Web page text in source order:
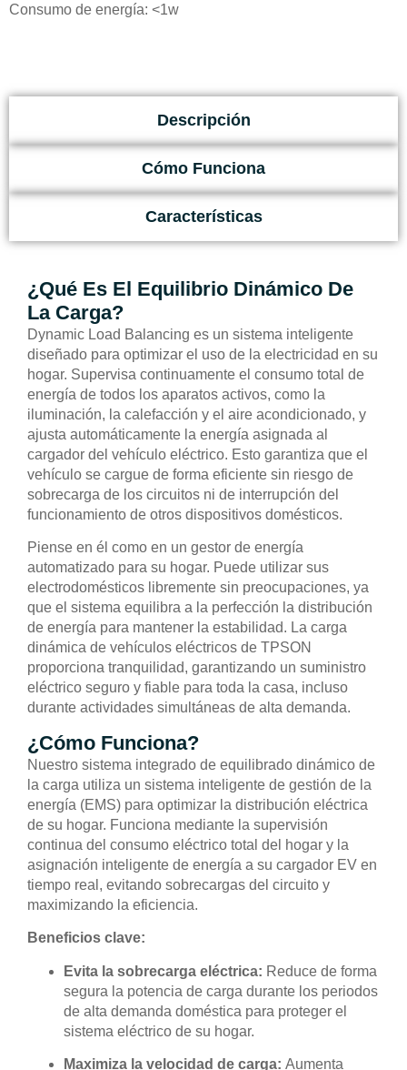
Consumo de energía: <1w
Descripción
Cómo Funciona
Características
¿Qué Es El Equilibrio Dinámico De
La Carga?
Dynamic Load Balancing es un sistema inteligente
diseñado para optimizar el uso de la electricidad en su
hogar. Supervisa continuamente el consumo total de
energía de todos los aparatos activos, como la
iluminación, la calefacción y el aire acondicionado, y
ajusta automáticamente la energía asignada al
cargador del vehículo eléctrico. Esto garantiza que el
vehículo se cargue de forma eficiente sin riesgo de
sobrecarga de los circuitos ni de interrupción del
funcionamiento de otros dispositivos domésticos.
Piense en él como en un gestor de energía
automatizado para su hogar. Puede utilizar sus
electrodomésticos libremente sin preocupaciones, ya
que el sistema equilibra a la perfección la distribución
de energía para mantener la estabilidad. La carga
dinámica de vehículos eléctricos de TPSON
proporciona tranquilidad, garantizando un suministro
eléctrico seguro y fiable para toda la casa, incluso
durante actividades simultáneas de alta demanda.
¿Cómo Funciona?
Nuestro sistema integrado de equilibrado dinámico de
la carga utiliza un sistema inteligente de gestión de la
energía (EMS) para optimizar la distribución eléctrica
de su hogar. Funciona mediante la supervisión
continua del consumo eléctrico total del hogar y la
asignación inteligente de energía a su cargador EV en
tiempo real, evitando sobrecargas del circuito y
maximizando la eficiencia.
Beneficios clave:
Evita la sobrecarga eléctrica: Reduce de forma
segura la potencia de carga durante los periodos
de alta demanda doméstica para proteger el
sistema eléctrico de su hogar.
Maximiza la velocidad de carga: Aumenta